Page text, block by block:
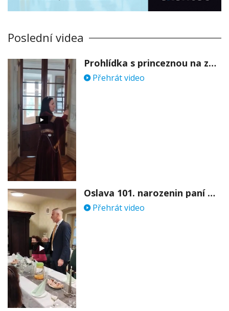
Poslední videa
Prohlídka s princeznou na zámku Stekník
Přehrát video
Oslava 101. narozenin paní Věry Skořepové
Přehrát video